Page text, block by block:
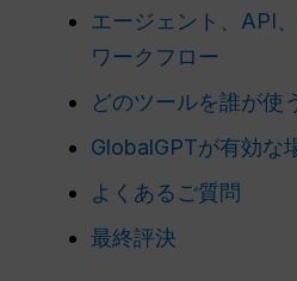
エージェント、API
ワークフロー
どのツールを誰が使
GlobalGPTが有効な
よくあるご質問
最終評決